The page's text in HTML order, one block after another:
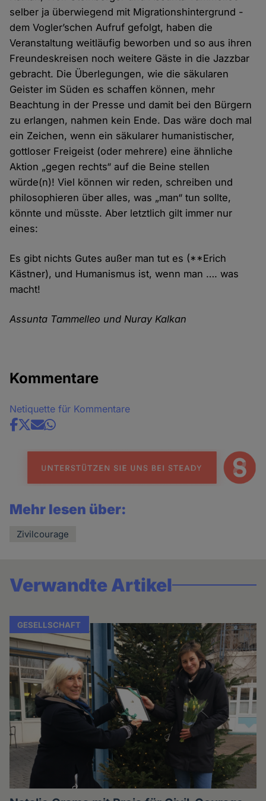
selber ja überwiegend mit Migrationshintergrund -
dem Vogler’schen Aufruf gefolgt, haben die
Veranstaltung weitläufig beworben und so aus ihren
Freundeskreisen noch weitere Gäste in die Jazzbar
gebracht. Die Überlegungen, wie die säkularen
Geister im Süden es schaffen können, mehr
Beachtung in der Presse und damit bei den Bürgern
zu erlangen, nahmen kein Ende. Das wäre doch mal
ein Zeichen, wenn ein säkularer humanistischer,
gottloser Freigeist (oder mehrere) eine ähnliche
Aktion „gegen rechts“ auf die Beine stellen
würde(n)! Viel können wir reden, schreiben und
philosophieren über alles, was „man“ tun sollte,
könnte und müsste. Aber letztlich gilt immer nur
eines:
Es gibt nichts Gutes außer man tut es (**Erich
Kästner), und Humanismus ist, wenn man …. was
macht!
Assunta Tammelleo und Nuray Kalkan
Kommentare
Netiquette für Kommentare
Share
news
Mehr lesen über:
Zivilcourage
Verwandte Artikel
GESELLSCHAFT